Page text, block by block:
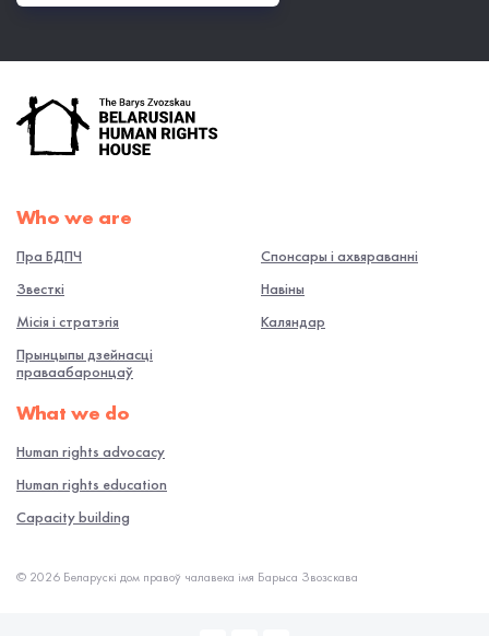
Who we are
Пра БДПЧ
Звесткі
Місія і стратэгія
Прынцыпы дзейнасці
праваабаронцаў
Спонсары і ахвяраванні
Навiны
Каляндар
What we do
Human rights advocacy
Human rights education
Capacity building
© 2026 Беларускі дом правоў чалавека імя Барыса Звозскава